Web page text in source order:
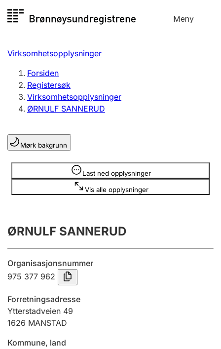
til
Meny
Registersøk
Aksjeselskap
Enkeltpersonforetak
Registrere, endre, slette
Lag og forening
Registrere, endre, slette
Årsregnskap
Innsending og forsinkelsesgebyr
Tinglysing
Jeger
Virksomhetsopplysninger
Forsiden
Registersøk
Virksomhetsopplysninger
ØRNULF SANNERUD
Mørk bakgrunn
Last ned opplysninger
Vis alle opplysninger
Opplysninger er skjult
ØRNULF SANNERUD
Organisasjonsnummer
975 377 962
Forretningsadresse
Ytterstadveien 49
1626 MANSTAD
Kommune, land